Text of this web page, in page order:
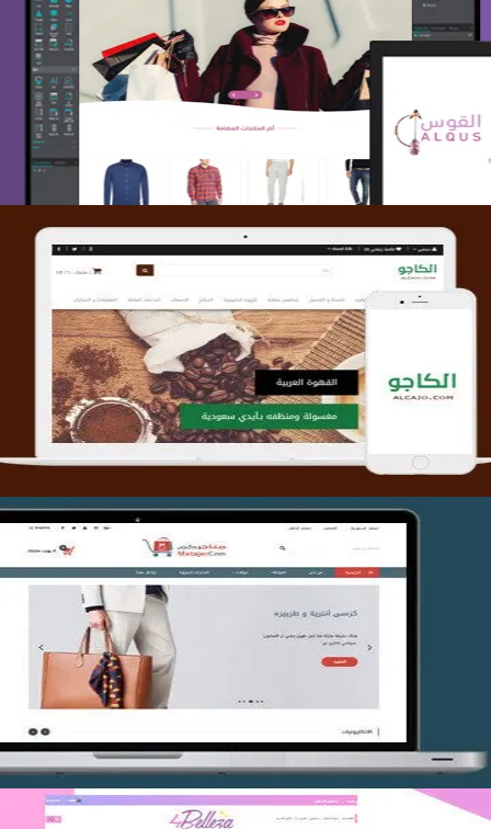
تصميم متجر القوس
التفاصيل
تصميم متجر الكاجو
التفاصيل
تصميم متجر متاجركم